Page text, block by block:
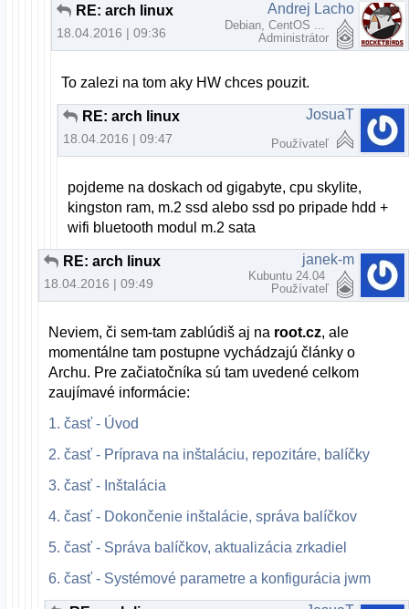
RE: arch linux
18.04.2016 | 09:36
Andrej Lacho
Debian, CentOS ...
Administrátor
To zalezi na tom aky HW chces pouzit.
RE: arch linux
18.04.2016 | 09:47
JosuaT
Používateľ
pojdeme na doskach od gigabyte, cpu skylite,
kingston ram, m.2 ssd alebo ssd po pripade hdd +
wifi bluetooth modul m.2 sata
RE: arch linux
18.04.2016 | 09:49
janek-m
Kubuntu 24.04
Používateľ
Neviem, či sem-tam zablúdiš aj na root.cz, ale
momentálne tam postupne vychádzajú články o
Archu. Pre začiatočníka sú tam uvedené celkom
zaujímavé informácie:
1. časť - Úvod
2. časť - Príprava na inštaláciu, repozitáre, balíčky
3. časť - Inštalácia
4. časť - Dokončenie inštalácie, správa balíčkov
5. časť - Správa balíčkov, aktualizácia zrkadiel
6. časť - Systémové parametre a konfigurácia jwm